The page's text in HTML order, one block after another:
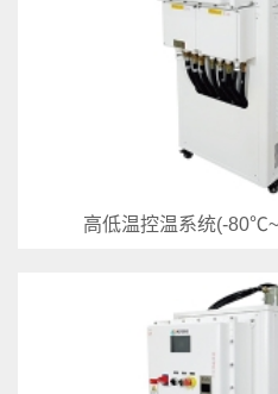
高低温控温系统(-